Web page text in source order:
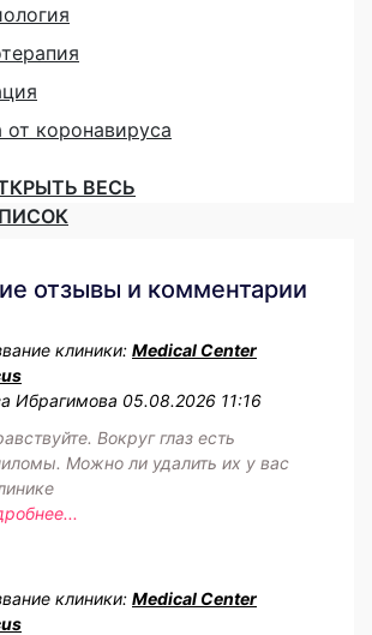
от коронавируса
ВЕСЬ
отзывы и комментарии
клиники: Medical Center
Ибрагимова 05.08.2026 11:16
Вокруг глаз есть
Можно ли удалить их у вас
клиники: Medical Center